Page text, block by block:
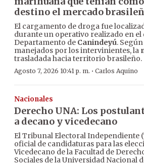
destino el mercado
El cargamento de droga fue
durante un operativo realizado en el
Departamento de Canindeyú.
manejados por los intervinientes, la
trasladada hacia territorio brasileño.
Agosto 7, 2026 10:41 p. m. · Carlos Aquino
Nacionales
Derecho UNA: Los
a decano y vicedecano
El Tribunal Electoral Independiente
oficial de candidaturas para las
Vicedecano de la Facultad de
Sociales de la Universidad Nacional